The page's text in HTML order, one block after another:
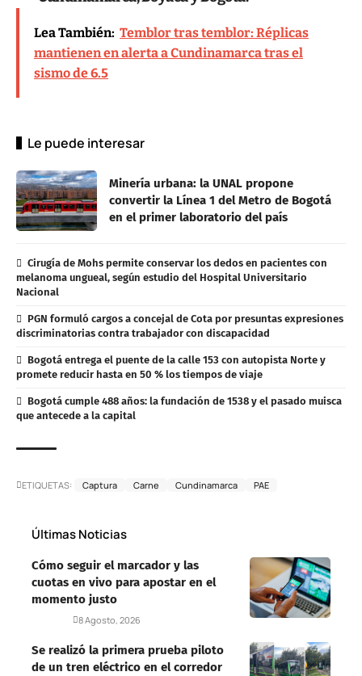
Lea También: Temblor tras temblor: Réplicas
mantienen en alerta a Cundinamarca tras el
sismo de 6.5
Le puede interesar
Minería urbana: la UNAL propone
convertir la Línea 1 del Metro de Bogotá
en el primer laboratorio del país
Cirugía de Mohs permite conservar los dedos en pacientes con
melanoma ungueal, según estudio del Hospital Universitario
Nacional
PGN formuló cargos a concejal de Cota por presuntas expresiones
discriminatorias contra trabajador con discapacidad
Bogotá entrega el puente de la calle 153 con autopista Norte y
promete reducir hasta en 50 % los tiempos de viaje
Bogotá cumple 488 años: la fundación de 1538 y el pasado muisca
que antecede a la capital
ETIQUETAS: Captura Carne Cundinamarca PAE
Últimas Noticias
Cómo seguir el marcador y las
cuotas en vivo para apostar en el
momento justo
8 Agosto, 2026
Se realizó la primera prueba piloto
de un tren eléctrico en el corredor